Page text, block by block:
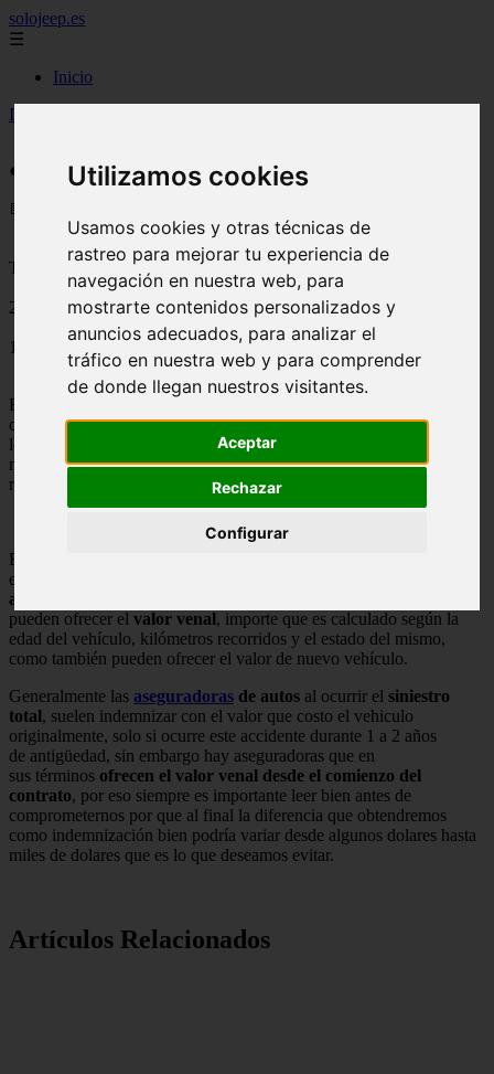
Utilizamos cookies
Usamos cookies y otras técnicas de
rastreo para mejorar tu experiencia de
navegación en nuestra web, para
mostrarte contenidos personalizados y
anuncios adecuados, para analizar el
tráfico en nuestra web y para comprender
de donde llegan nuestros visitantes.
Aceptar
Rechazar
Configurar
solojeep.es
☰
Inicio
Inicio
¿Que cubre el seguro contra incendios?
📅 18/08/2025
Tipos de Seguros
2011-11-01
1358
En esta oportunidad les hablaremos sobre lo importante que es
conocer sobre lostipos de seguros, tocando esta vez el tema de
los
, por que a finales nos podría resultar
muy caro el perder nuestro auto si no estamos bien informados al
respecto.
Bien ahora si el auto sufre un
en
auto
pueden ofrecer el valor venal, importe que es calculado según la
edad del vehículo, kilómetros recorridos y el estado del mismo,
como también pueden ofrecer el valor de nuevo vehículo.
Generalmente las aseguradoras de autos al ocurrir el siniestro
total, suelen indemnizar con el valor que costo el vehiculo
originalmente, solo si ocurre este accidente durante 1 a 2 años
de antigüedad, sin embargo hay aseguradoras que en
sus términos ofrecen el valor venal desde el comienzo del
contrato, por eso siempre es importante leer bien antes de
comprometernos por que al final la diferencia que obtendremos
como indemnización bien podría variar desde algunos dolares hasta
miles de dolares que es lo que deseamos evitar.
Artículos Relacionados